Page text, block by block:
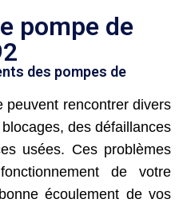
pompe de
des pompes de
peuvent rencontrer divers
des défaillances
usées. Ces problèmes
de votre
écoulement de vos